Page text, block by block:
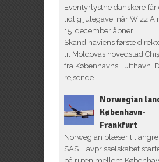
Eventyrlystne danskere får
tidlig julegave, når Wizz
15. december åbner
Skandinaviens første
til Moldovas hovedstad
fra Københavns Lufthavn.
rejsende...
Norwegian
København-
Frankfurt
Norwegian blæser til
SAS. Lavprisselskabet